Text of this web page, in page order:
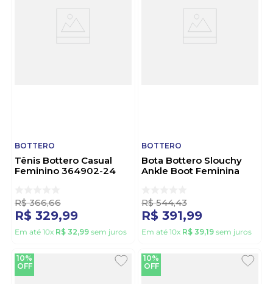
BOTTERO
Tênis Bottero Casual
Feminino 364902-24
R$ 366,66
R$ 329,99
Em até 10x R$ 32,99 sem juros
BOTTERO
Bota Bottero Slouchy
Ankle Boot Feminina
R$ 544,43
R$ 391,99
Em até 10x R$ 39,19 sem juros
10%
OFF
10%
OFF